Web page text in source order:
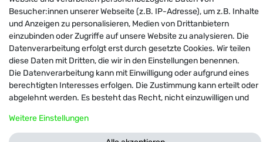
MiniHeld B2B auf Facebook
MiniHeld B2B auf Instagram!
MiniHeld B2B auf Pintarest
© 2026 MiniHeld B2B| Design by neoprisma
Alle Preise inkl. MwSt., zzgl. Versandkosten
Besucher:innen unserer Webseite (z.B. IP-Adresse), um z.B. Inhalte
und Anzeigen zu personalisieren, Medien von Drittanbietern
einzubinden oder Zugriffe auf unsere Website zu analysieren. Die
Datenverarbeitung erfolgt erst durch gesetzte Cookies. Wir teilen
diese Daten mit Dritten, die wir in den Einstellungen benennen.
Die Datenverarbeitung kann mit Einwilligung oder aufgrund eines
berechtigten Interesses erfolgen. Die Zustimmung kann erteilt oder
abgelehnt werden. Es besteht das Recht, nicht einzuwilligen und
widerrufen. Weitere Informationen zur Verwendung
personenbezogener Daten und den Diensten erklären wir in unserer
Weitere Einstellungen